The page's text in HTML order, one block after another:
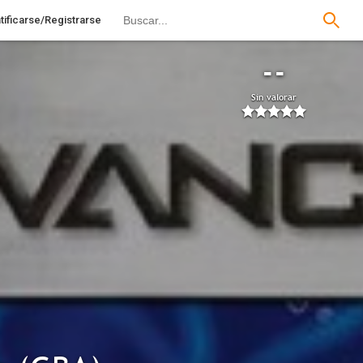
Registrarse
--
Sin valorar